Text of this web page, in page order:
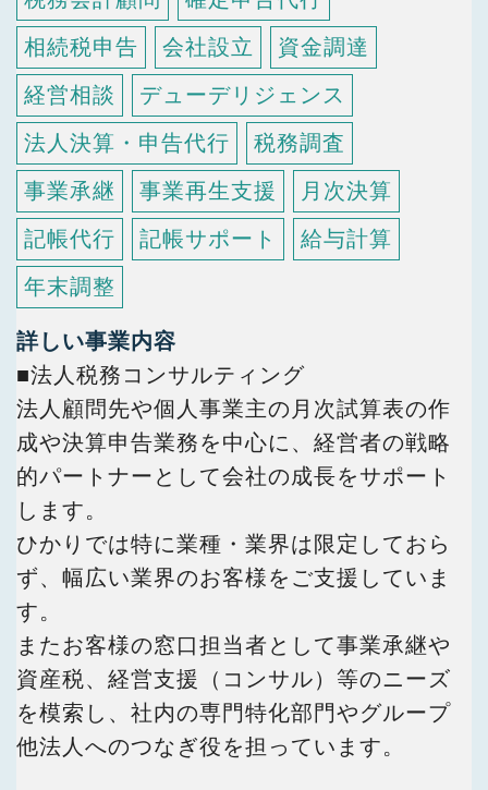
相続税申告
会社設立
資金調達
経営相談
デューデリジェンス
法人決算・申告代行
税務調査
事業承継
事業再生支援
月次決算
記帳代行
記帳サポート
給与計算
年末調整
詳しい事業内容
■法人税務コンサルティング
法人顧問先や個人事業主の月次試算表の作
成や決算申告業務を中心に、経営者の戦略
的パートナーとして会社の成長をサポート
します。
ひかりでは特に業種・業界は限定しておら
ず、幅広い業界のお客様をご支援していま
す。
またお客様の窓口担当者として事業承継や
資産税、経営支援（コンサル）等のニーズ
を模索し、社内の専門特化部門やグループ
他法人へのつなぎ役を担っています。